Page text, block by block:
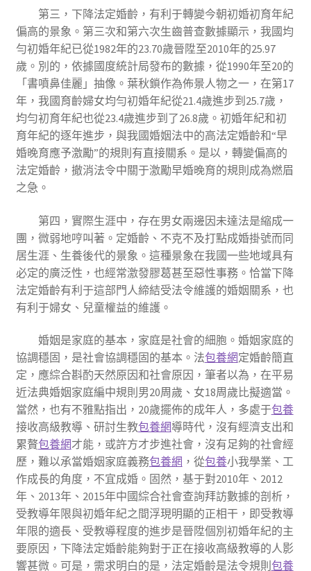
第三，下降法定婚齡，有利于轉變今朝初婚初育年紀
偏高的景象。第三次和第六次生齒普查數據顯示，我國均
勻初婚年紀已從1982年的23.70歲晉陞至2010年的25.97
歲。別的，依據國度統計局發布的數據，從1990年至20的
「書噴鼻佳麗」抽像。葉秋鎖作為佈景人物之一，在第17
年，我國育齡婦女均勻初婚年紀從21.4歲進步到25.7歲，
均勻初育年紀也從23.4歲進步到了26.8歲。初婚年紀和初
育年紀的逐年進步，與我國婚姻法中的高法定婚齡和“早
婚晚育應予激勵”的規則有直接關系。是以，轉變偏高的
法定婚齡，撤消法令中關于激勵早婚晚育的規則成為燃眉
之急。
第四，實際生涯中，存在男女兩邊因未達法是縮成一
團，微弱地哼叫著。定婚齡、不克不及打點成婚掛號而同
居生涯、生養後代的景象。這種景象在我國一些地域具有
必定的廣泛性，也經常激發膠葛甚至惡性事務。恰當下降
法定婚齡有利于這部門人締結受法令維護的婚姻關系，也
有利于婦女、兒童權益的維護。
婚姻是家庭的基本，家庭是社會的細胞。婚姻家庭的
協調穩固，是社會協調穩固的基本。法包養網定婚齡簡直
定，應綜合斟酌天然原因和社會原因，筆者以為，在平易
近法典婚姻家庭編中規則男20周歲、女18周歲比擬適當。
當然，也有不雅點指出，20歲擺佈的成年人，多處于包養
接收高級教導、研討生教包養網導時代，沒有經濟支出和
累贅包養網才能，或許方才步進社會，沒有足夠的社會經
歷，難以承當婚姻家庭義務包養網 ，從包養小我學業、工
作成長的角度，不宜成婚。固然，基于對2010年、2012
年、2013年、2015年中國綜合社會查詢拜訪數據的剖析，
受教導年限與初婚年紀之間浮現明顯的正相干，即受教導
年限的適長、受教導程度的進步是晉陞個別初婚年紀的主
要原因，下降法定婚齡能夠對于正在接收高級教導的人影
響甚微。可是，需求明白的是，法定婚齡是法令規則 包養